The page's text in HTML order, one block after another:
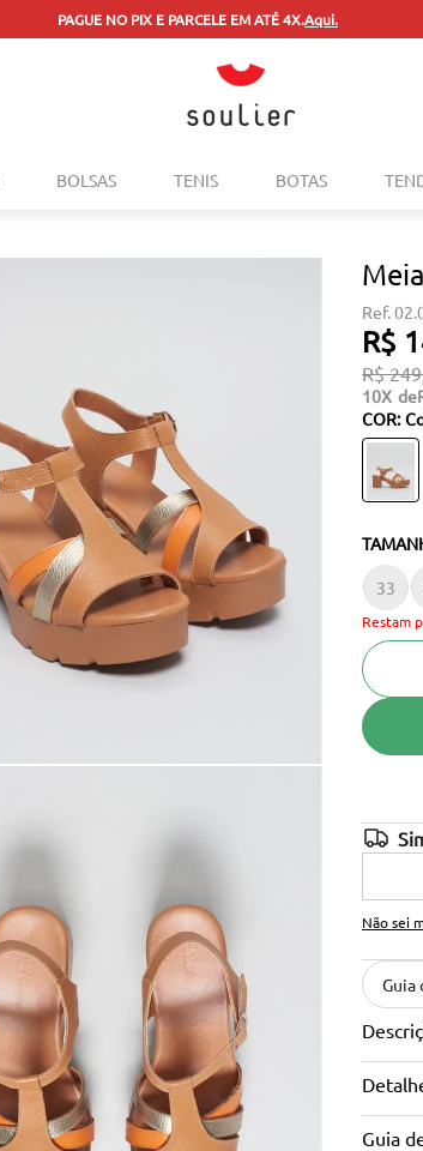
PAGUE NO PIX E PARCELE EM ATÉ 4X.Aqui.
BOLSAS TENIS BOTAS
R$
R$ 249
10
COR:
33
Restam
Não sei
Guia
Guia
1º
tenis
º
sandalia
7º
tenis couro
8º
mochila
9
anabela
10º cinto